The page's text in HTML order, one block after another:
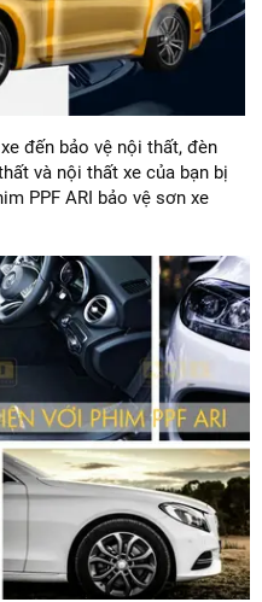
đến bảo vệ nội thất, đèn
và nội thất xe của bạn bị
PPF ARI bảo vệ sơn xe